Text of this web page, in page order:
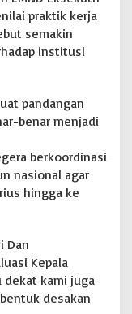
praktik kerja
semakin
institusi
pandangan
benar menjadi
berkoordinasi
nasional agar
hingga ke
Dan
Kepala
dekat kami juga
desakan